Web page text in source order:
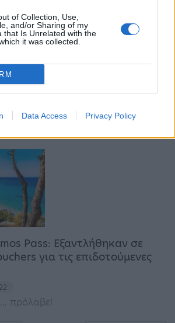
of Collection, Use,
and/or Sharing of my
that Is Unrelated with the
it was collected.
Data Access Privacy Policy
Μεγάλες οι καταστροφές σε
εκτάσεις από αγριογούρουνα
την παρουσία τους
Pass: Εξαντλήθηκαν σε
για τις επιδοτούμενες
πρόλαβε!